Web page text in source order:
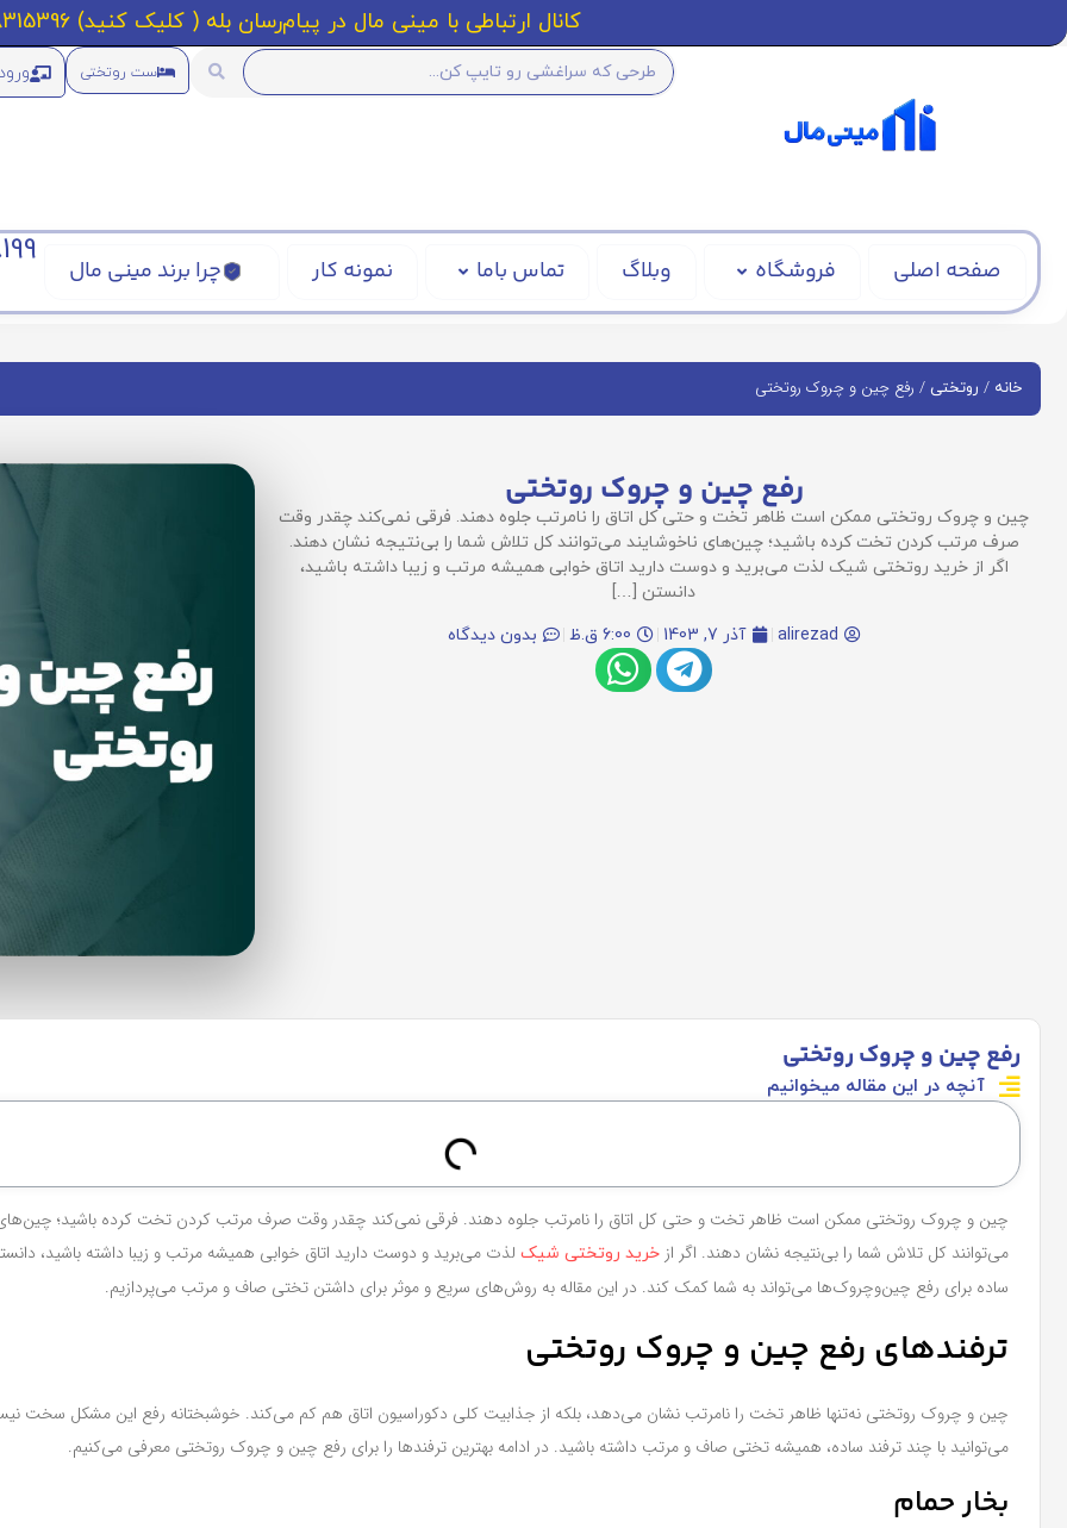
کانال ارتباطی با مینی مال در پیام‌رسان بله ( کلیک کنید) 09218315396
ست روتختی
صفحه اصلی فروشگاه وبلاگ تماس باما نمونه کار چرا برند مینی مال
خانه / روتختی / رفع چین و چروک روتختی
رفع چین و چروک روتختی
چین‌ و چروک‌ روتختی ممکن است ظاهر تخت و حتی کل اتاق را نامرتب جلوه دهند. فرقی نمی‌کند چقدر وقت
صرف مرتب کردن تخت کرده باشید؛ چین‌های ناخوشایند می‌توانند کل تلاش شما را بی‌نتیجه نشان دهند.
اگر از خرید روتختی شیک لذت می‌برید و دوست دارید اتاق خوابی همیشه مرتب و زیبا داشته باشید،
دانستن […]
alirezad
آذر 7, 1403 6:00 ق.ظ بدون دیدگاه
رفع چین و چروک روتختی
آنچه در این مقاله میخوانیم
چین‌ و چروک‌ روتختی ممکن است ظاهر تخت و حتی کل اتاق را نامرتب جلوه دهند. فرقی نمی‌کند چقدر وقت صرف مرتب کردن تخت کرده باشید؛ چین‌های
می‌توانند کل تلاش شما را بی‌نتیجه نشان دهند. اگر از خرید روتختی شیک لذت می‌برید و دوست دارید اتاق خوابی همیشه مرتب و زیبا داشته باشید،
ساده برای رفع چین‌وچروک‌ها می‌تواند به شما کمک کند. در این مقاله به روش‌های سریع و موثر برای داشتن تختی صاف و مرتب می‌پردازیم.
ترفندهای رفع چین و چروک روتختی
چین‌ و چروک روتختی نه‌تنها ظاهر تخت را نامرتب نشان می‌دهد، بلکه از جذابیت کلی دکوراسیون اتاق هم کم می‌کند. خوشبختانه رفع این مشکل سخت
می‌توانید با چند ترفند ساده، همیشه تختی صاف و مرتب داشته باشید. در ادامه بهترین ترفندها را برای رفع چین و چروک روتختی معرفی می‌کنیم.
بخار حمام